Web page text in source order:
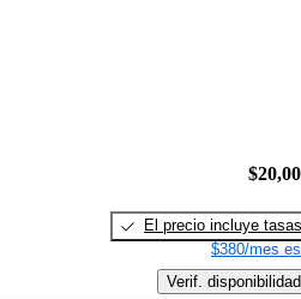
El precio incluye tasas
$380/mes
Verif. disponibilidad